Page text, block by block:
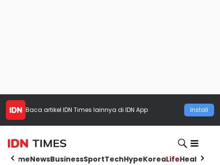
Baca artikel IDN Times lainnya di IDN App Install
HomeNewsBusinessSportTechHypeKoreaLifeHealth